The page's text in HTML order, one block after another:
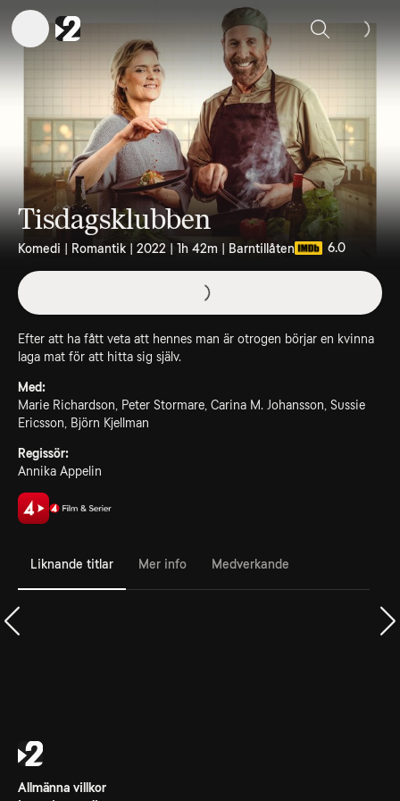
Sök
Tisdagsklubben
Komedi | Romantik | 2022 | 1h 42m | Barntillåten 6.0
Efter att ha fått veta att hennes man är otrogen börjar en kvinna
laga mat för att hitta sig själv.
Med:
Marie Richardson, Peter Stormare, Carina M. Johansson, Sussie
Ericsson, Björn Kjellman
Regissör:
Annika Appelin
Liknande titlar Mer info Medverkande
Allmänna villkor